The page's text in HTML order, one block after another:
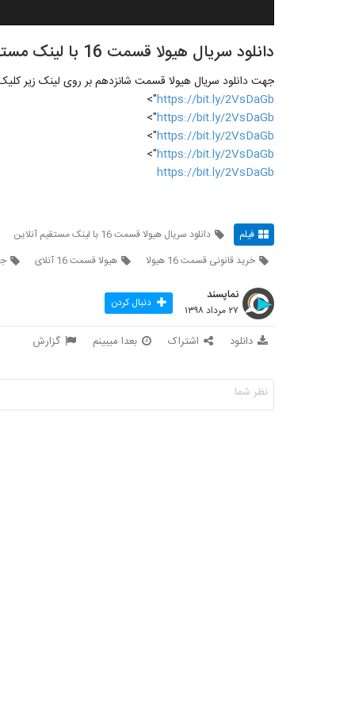
دانلود سریال هیولا قسمت 16 با لینک مستقیم آنلاین .
جهت دانلود سریال هیولا قسمت شانزدهم بر روی لینک زیر
https://bit.ly/2VsDaGb
">
https://bit.ly/2VsDaGb
">
https://bit.ly/2VsDaGb
">
https://bit.ly/2VsDaGb
">
https://bit.ly/2VsDaGb
فیلم
دانلود سریال هیولا قسمت 16 با لینک مستقیم آنلاین
خرید قانونی قسمت 16 هیولا
هیولا قسمت 16 آنلای
نماپسند
۲۷ مرداد ۱۳۹۸ دنبال کردن
دانلود اشتراک بعدا میبینم گزارش